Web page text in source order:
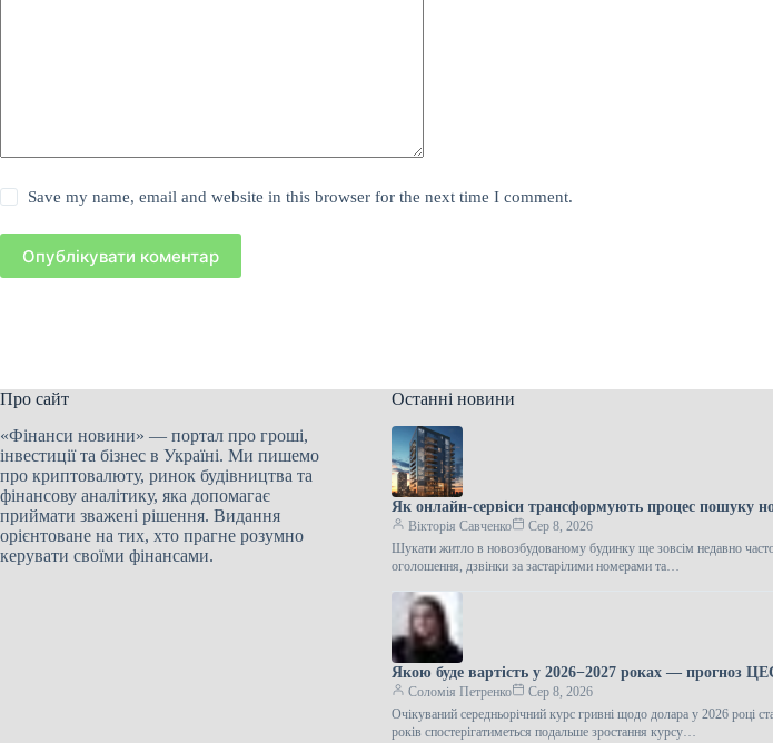
Save my name, email and website in this browser for the next time I comment.
Опублікувати коментар
Про сайт
«Фінанси новини» — портал про гроші,
інвестиції та бізнес в Україні. Ми пишемо
про криптовалюту, ринок будівництва та
фінансову аналітику, яка допомагає
приймати зважені рішення. Видання
орієнтоване на тих, хто прагне розумно
керувати своїми фінансами.
Останні новини
Як онлайн-сервіси трансформують процес пошуку
Вікторія Савченко
Сер 8, 2026
Шукати житло в новозбудованому будинку ще зовсім недавно
оголошення, дзвінки за застарілими номерами та…
Якою буде вартість у 2026−2027 роках — прогноз
Соломія Петренко
Сер 8, 2026
Очікуваний середньорічний курс гривні щодо долара у 2026 році
років спостерігатиметься подальше зростання курсу…